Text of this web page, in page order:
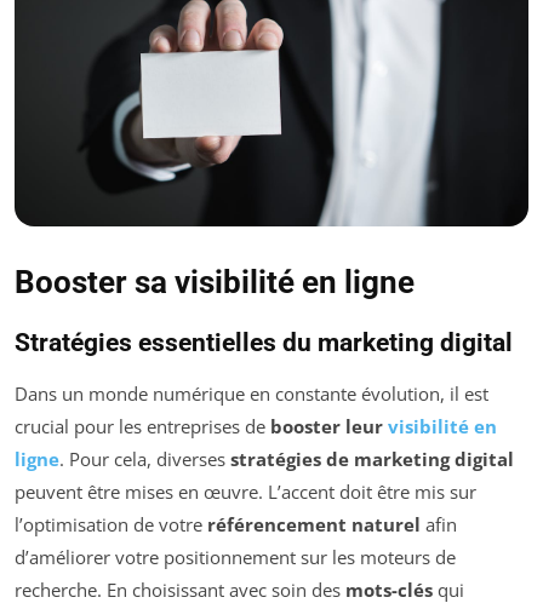
Booster sa visibilité en ligne
Stratégies essentielles du marketing digital
Dans un monde numérique en constante évolution, il est
crucial pour les entreprises de booster leur visibilité en
ligne. Pour cela, diverses stratégies de marketing digital
peuvent être mises en œuvre. L’accent doit être mis sur
l’optimisation de votre référencement naturel afin
d’améliorer votre positionnement sur les moteurs de
recherche. En choisissant avec soin des mots-clés qui